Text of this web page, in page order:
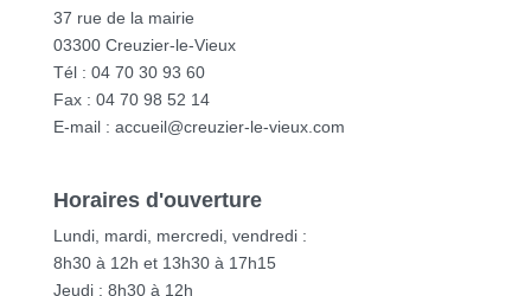
37 rue de la mairie
03300 Creuzier-le-Vieux
Tél : 04 70 30 93 60
Fax : 04 70 98 52 14
E-mail : accueil@creuzier-le-vieux.com
Horaires d'ouverture
Lundi, mardi, mercredi, vendredi :
8h30 à 12h et 13h30 à 17h15
Jeudi : 8h30 à 12h